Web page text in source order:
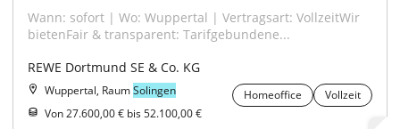
Wann: sofort | Wo: Wuppertal | Vertragsart: VollzeitWir
bietenFair & transparent: Tarifgebundene...
REWE Dortmund SE & Co. KG
Wuppertal, RaumSolingen Homeoffice
Vollzeit
Von 27.600,00 € bis 52.100,00 €